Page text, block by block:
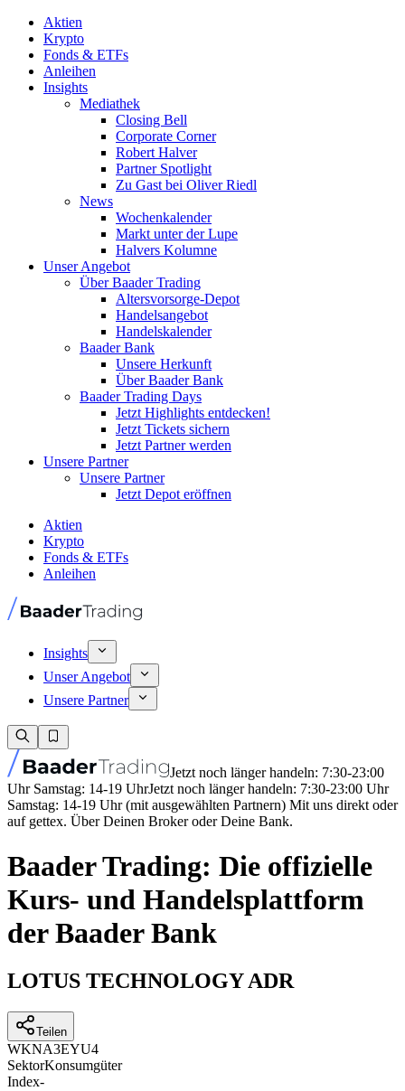
Aktien
Krypto
Fonds & ETFs
Anleihen
Insights
Mediathek
Closing Bell
Corporate Corner
Robert Halver
Partner Spotlight
Zu Gast bei Oliver Riedl
News
Wochenkalender
Markt unter der Lupe
Halvers Kolumne
Unser Angebot
Über Baader Trading
Altersvorsorge-Depot
Handelsangebot
Handelskalender
Baader Bank
Unsere Herkunft
Über Baader Bank
Baader Trading Days
Jetzt Highlights entdecken!
Jetzt Tickets sichern
Jetzt Partner werden
Unsere Partner
Unsere Partner
Jetzt Depot eröffnen
Aktien
Krypto
Fonds & ETFs
Anleihen
Insights
Unser Angebot
Unsere Partner
Jetzt noch länger handeln: 7:30-23:00
Uhr Samstag: 14-19 UhrJetzt noch länger handeln: 7:30-23:00 Uhr
Samstag: 14-19 Uhr (mit ausgewählten Partnern) Mit uns direkt oder
auf gettex. Über Deinen Broker oder Deine Bank.
Baader Trading: Die offizielle
Kurs- und Handelsplattform
der Baader Bank
LOTUS TECHNOLOGY ADR
Teilen
WKNA3EYU4
SektorKonsumgüter
Index-